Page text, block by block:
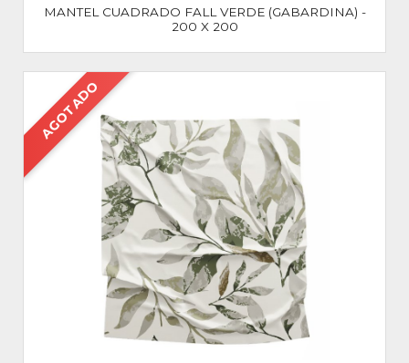
MANTEL CUADRADO FALL VERDE (GABARDINA) -
200 X 200
AGOTADO